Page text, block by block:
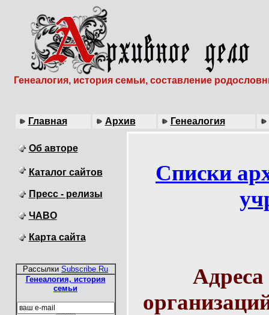
Генеалогия, история семьи, составление
Главная Архив Генеалогия
Об авторе
Каталог сайтов
Пресс - релизы
ЧАВО
Карта сайта
Рассылки Subscribe.Ru
Генеалогия, история
семьи
Списки